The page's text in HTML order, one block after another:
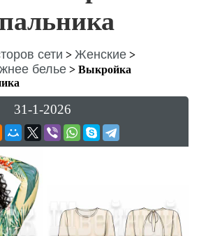
сети > Женские >
белье > Выкройка
31-1-2026